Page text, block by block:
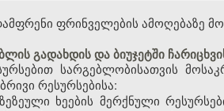
ფრინველების ამოღებაზე
გადახდის და ბიუჯეტში
სარგებლობისათვის
რესურსებისა:
ხეების მერქნული